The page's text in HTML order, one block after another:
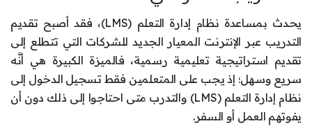
يحدث بمساعدة نظام إدارة التعلم (LMS)، فقد أصبح تقديم
التدريب عبر الإنترنت المعيار الجديد للشركات التي تتطلع إلى
تقديم استراتيجية تعليمية رسمية، فالميزة الكبيرة هي أنَّه
سريع وسهل؛ إذ يجب على المتعلمين فقط تسجيل الدخول إلى
نظام إدارة التعلم (LMS) والتدرب متى احتاجوا إلى ذلك دون أن
يفوتهم العمل أو السفر.